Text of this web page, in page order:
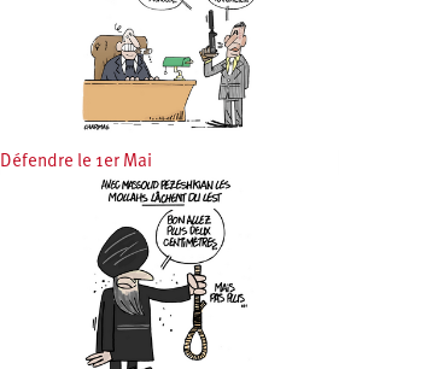
Défendre le 1er Mai